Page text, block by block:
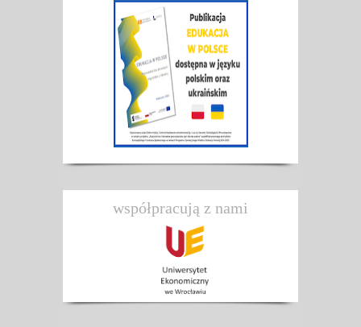
współpracują z nami